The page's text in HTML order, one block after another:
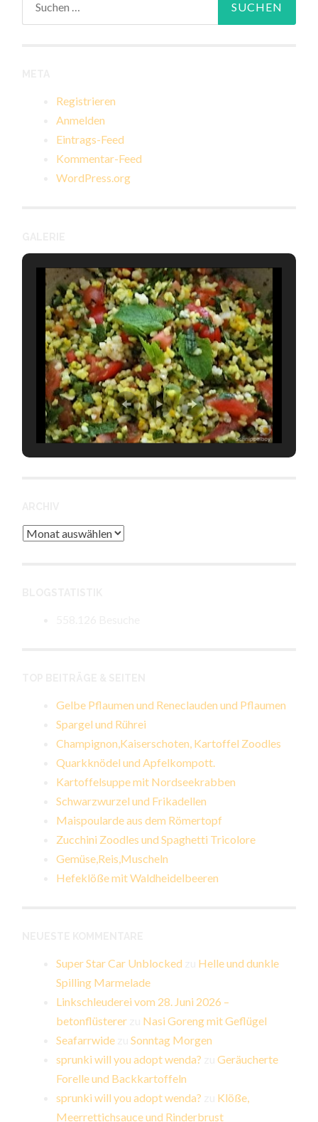
Registrieren
Anmelden
Eintrags-Feed
Kommentar-Feed
WordPress.org
Archiv
Gelbe Pflaumen und Reneclauden und Pflaumen
Spargel und Rührei
Champignon,Kaiserschoten, Kartoffel Zoodles
Quarkknödel und Apfelkompott.
Kartoffelsuppe mit Nordseekrabben
Schwarzwurzel und Frikadellen
Maispoularde aus dem Römertopf
Zucchini Zoodles und Spaghetti Tricolore
Gemüse,Reis,Muscheln
Hefeklöße mit Waldheidelbeeren
Super Star Car Unblocked
Helle und dunkle
Spilling Marmelade
Linkschleuderei vom 28. Juni 2026 –
betonflüsterer
Nasi Goreng mit Geflügel
Seafarrwide zuSonntag Morgen
sprunki will you adopt wenda? zuGeräucherte
Forelle und Backkartoffeln
sprunki will you adopt wenda?
Klöße,
Meerrettichsauce und Rinderbrust